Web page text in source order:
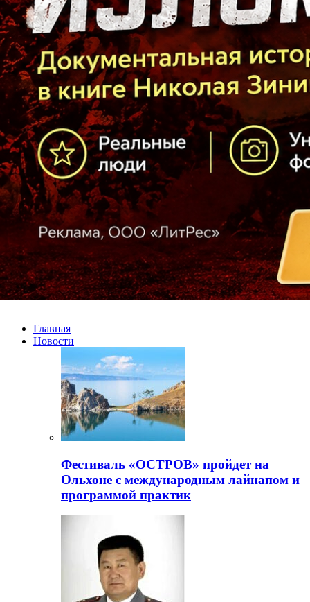
Главная
Новости
Фестиваль «ОСТРОВ» пройдет на
Ольхоне с международным лайнапом и
программой практик